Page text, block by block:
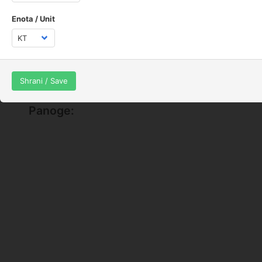
Enota / Unit
Shrani / Save
1 km:0 KT
avg 0 KT
Panoge: